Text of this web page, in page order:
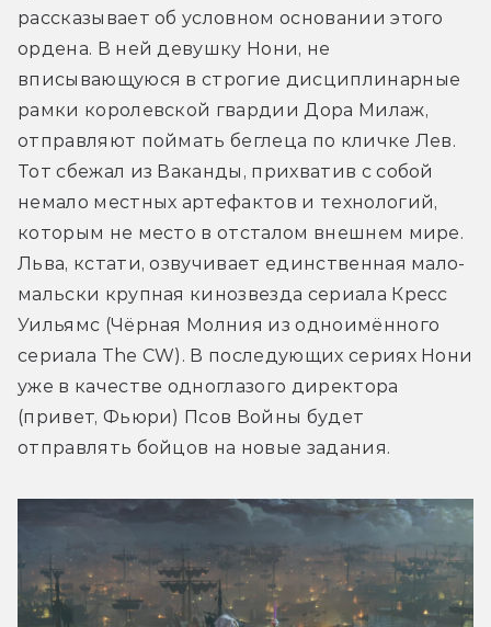
рассказывает об условном основании этого
ордена. В ней девушку Нони, не
вписывающуюся в строгие дисциплинарные
рамки королевской гвардии Дора Милаж,
отправляют поймать беглеца по кличке Лев.
Тот сбежал из Ваканды, прихватив с собой
немало местных артефактов и технологий,
которым не место в отсталом внешнем мире.
Льва, кстати, озвучивает единственная мало-
мальски крупная кинозвезда сериала Кресс
Уильямс (Чёрная Молния из одноимённого
сериала The CW). В последующих сериях Нони
уже в качестве одноглазого директора
(привет, Фьюри) Псов Войны будет
отправлять бойцов на новые задания.